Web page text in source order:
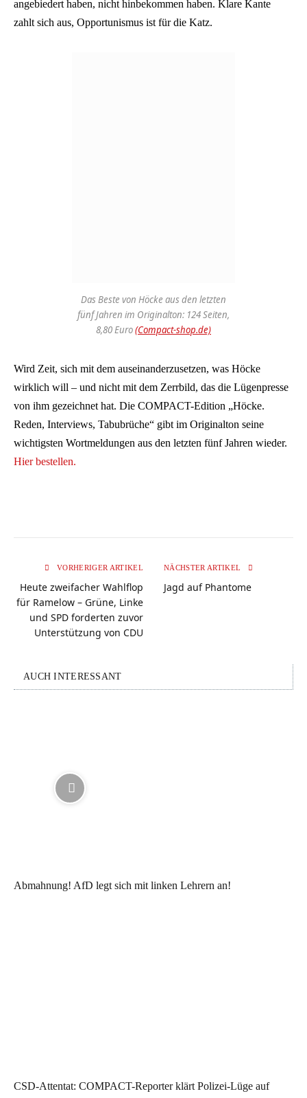
angebiedert haben, nicht hinbekommen haben. Klare Kante
zahlt sich aus, Opportunismus ist für die Katz.
Das Beste von Höcke aus den letzten
fünf Jahren im Originalton: 124 Seiten,
8,80 Euro(Compact-shop.de)
Wird Zeit, sich mit dem auseinanderzusetzen, was Höcke
wirklich will – und nicht mit dem Zerrbild, das die Lügenpresse
von ihm gezeichnet hat. Die COMPACT-Edition „Höcke.
Reden, Interviews, Tabubrüche“ gibt im Originalton seine
wichtigsten Wortmeldungen aus den letzten fünf Jahren wieder.
Hier bestellen.
VORHERIGER ARTIKEL
Heute zweifacher Wahlflop
für Ramelow – Grüne, Linke
und SPD forderten zuvor
Unterstützung von CDU
NÄCHSTER ARTIKEL
Jagd auf Phantome
AUCH INTERESSANT
Abmahnung! AfD legt sich mit linken Lehrern an!
CSD-Attentat: COMPACT-Reporter klärt Polizei-Lüge auf